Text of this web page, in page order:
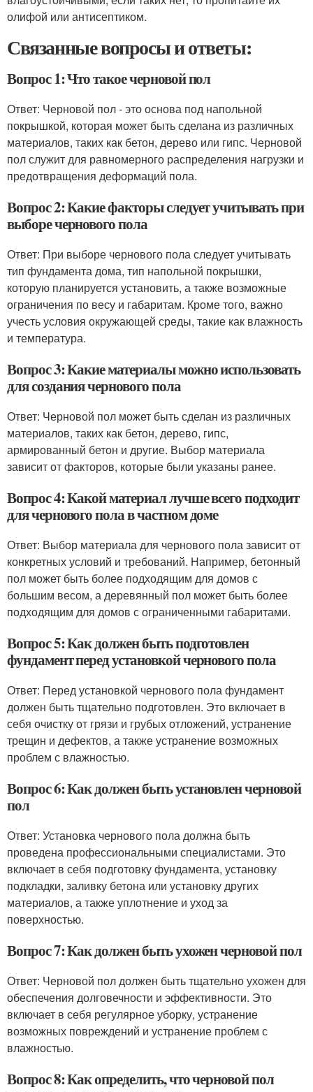
олифой или антисептиком.
Связанные вопросы и ответы:
Вопрос 1: Что такое черновой пол
Ответ: Черновой пол - это основа под напольной
покрышкой, которая может быть сделана из различных
материалов, таких как бетон, дерево или гипс. Черновой
пол служит для равномерного распределения нагрузки и
предотвращения деформаций пола.
Вопрос 2: Какие факторы следует учитывать при
выборе чернового пола
Ответ: При выборе чернового пола следует учитывать
тип фундамента дома, тип напольной покрышки,
которую планируется установить, а также возможные
ограничения по весу и габаритам. Кроме того, важно
учесть условия окружающей среды, такие как влажность
и температура.
Вопрос 3: Какие материалы можно использовать
для создания чернового пола
Ответ: Черновой пол может быть сделан из различных
материалов, таких как бетон, дерево, гипс,
армированный бетон и другие. Выбор материала
зависит от факторов, которые были указаны ранее.
Вопрос 4: Какой материал лучше всего подходит
для чернового пола в частном доме
Ответ: Выбор материала для чернового пола зависит от
конкретных условий и требований. Например, бетонный
пол может быть более подходящим для домов с
большим весом, а деревянный пол может быть более
подходящим для домов с ограниченными габаритами.
Вопрос 5: Как должен быть подготовлен
фундамент перед установкой чернового пола
Ответ: Перед установкой чернового пола фундамент
должен быть тщательно подготовлен. Это включает в
себя очистку от грязи и грубых отложений, устранение
трещин и дефектов, а также устранение возможных
проблем с влажностью.
Вопрос 6: Как должен быть установлен черновой
пол
Ответ: Установка чернового пола должна быть
проведена профессиональными специалистами. Это
включает в себя подготовку фундамента, установку
подкладки, заливку бетона или установку других
материалов, а также уплотнение и уход за
поверхностью.
Вопрос 7: Как должен быть ухожен черновой пол
Ответ: Черновой пол должен быть тщательно ухожен для
обеспечения долговечности и эффективности. Это
включает в себя регулярное уборку, устранение
возможных повреждений и устранение проблем с
влажностью.
Вопрос 8: Как определить, что черновой пол